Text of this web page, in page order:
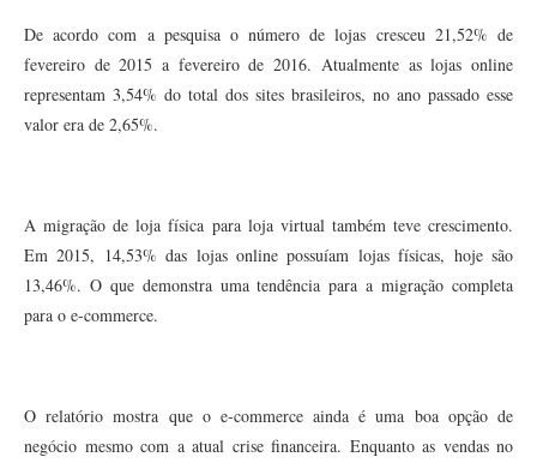
De acordo com a pesquisa o número de lojas cresceu 21,52% de
fevereiro de 2015 a fevereiro de 2016. Atualmente as lojas online
representam 3,54% do total dos sites brasileiros, no ano passado esse
valor era de 2,65%.
A migração de loja física para loja virtual também teve crescimento.
Em 2015, 14,53% das lojas online possuíam lojas físicas, hoje são
13,46%. O que demonstra uma tendência para a migração completa
para o e-commerce.
O relatório mostra que o e-commerce ainda é uma boa opção de
negócio mesmo com a atual crise financeira. Enquanto as vendas no